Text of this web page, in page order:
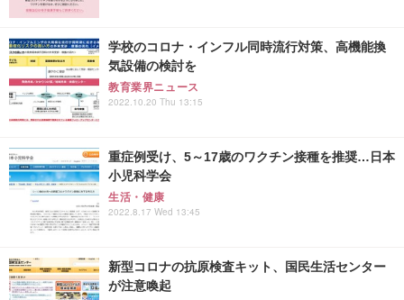
学校のコロナ・インフル同時流行対策、高機能換
気設備の検討を
教育業界ニュース
2022.10.20 Thu 13:15
重症例受け、5～17歳のワクチン接種を推奨…日本
小児科学会
生活・健康
2022.8.17 Wed 13:45
新型コロナの抗原検査キット、国民生活センター
が注意喚起